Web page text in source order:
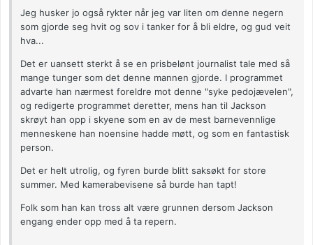
Jeg husker jo også rykter når jeg var liten om denne negern
som gjorde seg hvit og sov i tanker for å bli eldre, og gud veit
hva...
Det er uansett sterkt å se en prisbelønt journalist tale med så
mange tunger som det denne mannen gjorde. I programmet
advarte han nærmest foreldre mot denne "syke pedojævelen",
og redigerte programmet deretter, mens han til Jackson
skrøyt han opp i skyene som en av de mest barnevennlige
menneskene han noensine hadde møtt, og som en fantastisk
person.
Det er helt utrolig, og fyren burde blitt saksøkt for store
summer. Med kamerabevisene så burde han tapt!
Folk som han kan tross alt være grunnen dersom Jackson
engang ender opp med å ta repern.